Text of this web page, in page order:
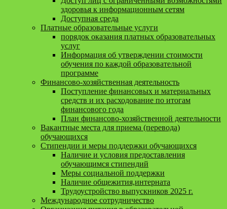
здоровья к информационным сетям
Доступная среда
Платные образовательные услуги
порядок оказания платных образовательных
услуг
Информация об утверждении стоимости
обучения по каждой образовательной
программе
Финансово-хозяйственная деятельность
Поступление финансовых и материальных
средств и их расходование по итогам
финансового года
План финансово-хозяйственной деятельности
Вакантные места для приема (перевода)
обучающихся
Стипендии и меры поддержки обучающихся
Наличие и условия предоставления
обучающимся стипендий
Меры социальной поддержки
Наличие общежития,интерната
Трудоустройство выпускников 2025 г.
Международное сотрудничество